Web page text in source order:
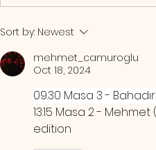
Sort by: Newest
mehmet_camuroglu
Oct 18, 2024
09.30 Masa 3 -
13:15 Masa 2 -
edition